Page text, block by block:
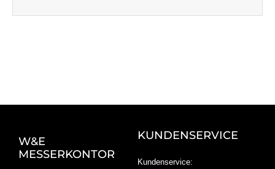
W&E
MESSERKONTOR
KUNDENSERVICE
Kundenservice: